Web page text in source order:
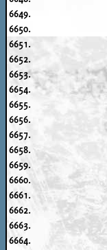
6649.
6650.
6651.
6652.
6653.
6654.
6655.
6656.
6657.
6658.
6659.
6660.
6661.
6662.
6663.
6664.